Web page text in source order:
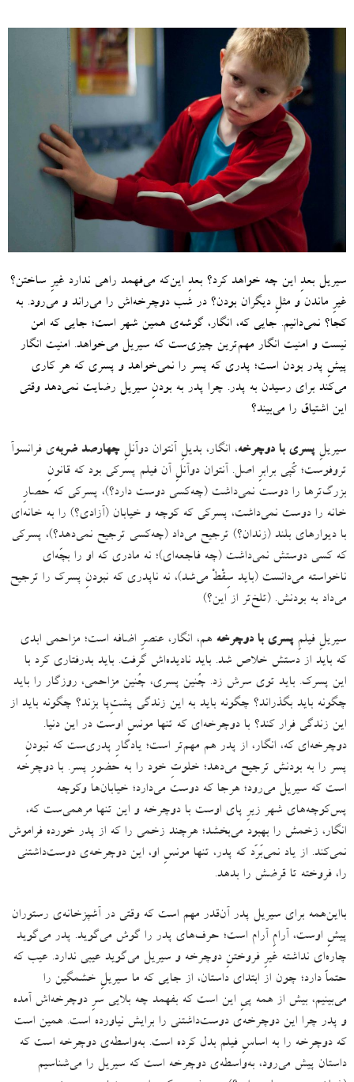
سیریل بعدِ این‌ چه خواهد کرد؟ بعدِ این‌که می‌فهمد راهی ندارد غیرِ ساختن؟
غیرِ ماندن و مثلِ دیگران بودن؟ در شب دوچرخه‌اش را می‌راند و می‌رود. به
کجا؟ نمی‌دانیم. جایی که، انگار، گوشه‌ی همین شهر است؛ جایی که امن
نیست و امنیت انگار مهم‌ترین چیزی‌ست که سیریل می‌خواهد. امنیت انگار
پیشِ پدر بودن است؛ پدری که پسر را نمی‌خواهد و پسری که هر کاری
می‌کند برای رسیدن به پدر. چرا پدر به بودنِ سیریل رضایت نمی‌دهد وقتی
این اشتیاق را می‌بیند؟
سیریلِ پسری با دوچرخه، انگار، بدیلِ آنتوان دوآنلِچهارصد ضربه‌ی فرانسوآ
تروفوست؛ کُپی برابرِ اصل. آنتوان دوآنلِ آن فیلم پسرکی بود که قانونِ
بزرگ‌ترها را دوست نمی‌داشت(چه‌کسی دوست دارد؟)، پسرکی که حصارِ
خانه را دوست نمی‌داشت، پسرکی که کوچه و خیابان(آزادی؟) را به خانه‌ای
با دیوارهای بلند(زندان؟) ترجیح می‌داد(چه‌کسی ترجیح نمی‌دهد؟)، پسرکی
که کسی دوستش نمی‌داشت(چه فاجعه‌ای)؛ نه مادری که او را بچّه‌ای
ناخواسته می‌دانست(باید سِقْطْ می‌شد)، نه ناپدری‌ که نبودنِ پسرک را ترجیح
می‌داد به بودنش. (تلخ‌تر از این؟)
سیریلِ فیلمِپسری با دوچرخه هم، انگار، عنصرِ اضافه است؛ مزاحمی ابدی
که باید از دستش خلاص شد. باید نادیده‌اش گرفت. باید بدرفتاری کرد با
این پسرک. باید توی سرش زد. چُنین پسری، چُنین مزاحمی، روزگار را باید
چگونه باید بگذراند؟ چگونه باید به این زندگی پشتِ‌پا بزند؟ چگونه باید از
این زندگی فرار کند؟ با دوچرخه‌ای که تنها مونسِ اوست در این دنیا.
دوچرخه‌ای که، انگار، از پدر هم مهم‌تر است؛ یادگارِ پدری‌ست که نبودنِ
پسر را به بودنش ترجیح می‌دهد؛ خلوتِ خود را به حضورِ پسر. با دوچرخه
است که سیریل می‌رود؛ هرجا که دوست می‌دارد؛ خیابان‌ها وکوچه
پس‌کوچه‌های شهر زیرِ پای اوست با دوچرخه و این تنها مرهمی‌ست که،
انگار، زخمش را بهبود می‌بخشد؛ هرچند زخمی را که از پدر خورده فراموش
نمی‌کند. از یاد نمی‌بَرَد که پدر، تنها مونسِ او، این دوچرخه‌ی دوست‌داشتنی
را، فروخته تا قرضش را بدهد.
بااین‌همه برای سیریل پدر آن‌قدر مهم است که وقتی در آشپزخانه‌ی رستوران
پیشِ اوست، آرامِ آرام است؛ حرف‌های پدر را گوش می‌گوید. پدر می‌گوید
چاره‌ای نداشته غیرِ فروختنِ دوچرخه و سیریل می‌گوید عیبی ندارد. عیب که
حتماً دارد؛ چون از ابتدای داستان، از جایی که ما سیریلِ خشمگین را
می‌بینیم، بیش از همه پیِ این است که بفهمد چه بلایی سرِ دوچرخه‌اش آمده
و پدر چرا این دوچرخه‌ی دوست‌داشتنی‌ را برایش نیاورده است. همین است
که دوچرخه را به اساسِ فیلم بدل کرده است. به‌واسطه‌ی دوچرخه است که
داستان پیش می‌رود، به‌واسطه‌ی دوچرخه است که سیریل را می‌شناسیم